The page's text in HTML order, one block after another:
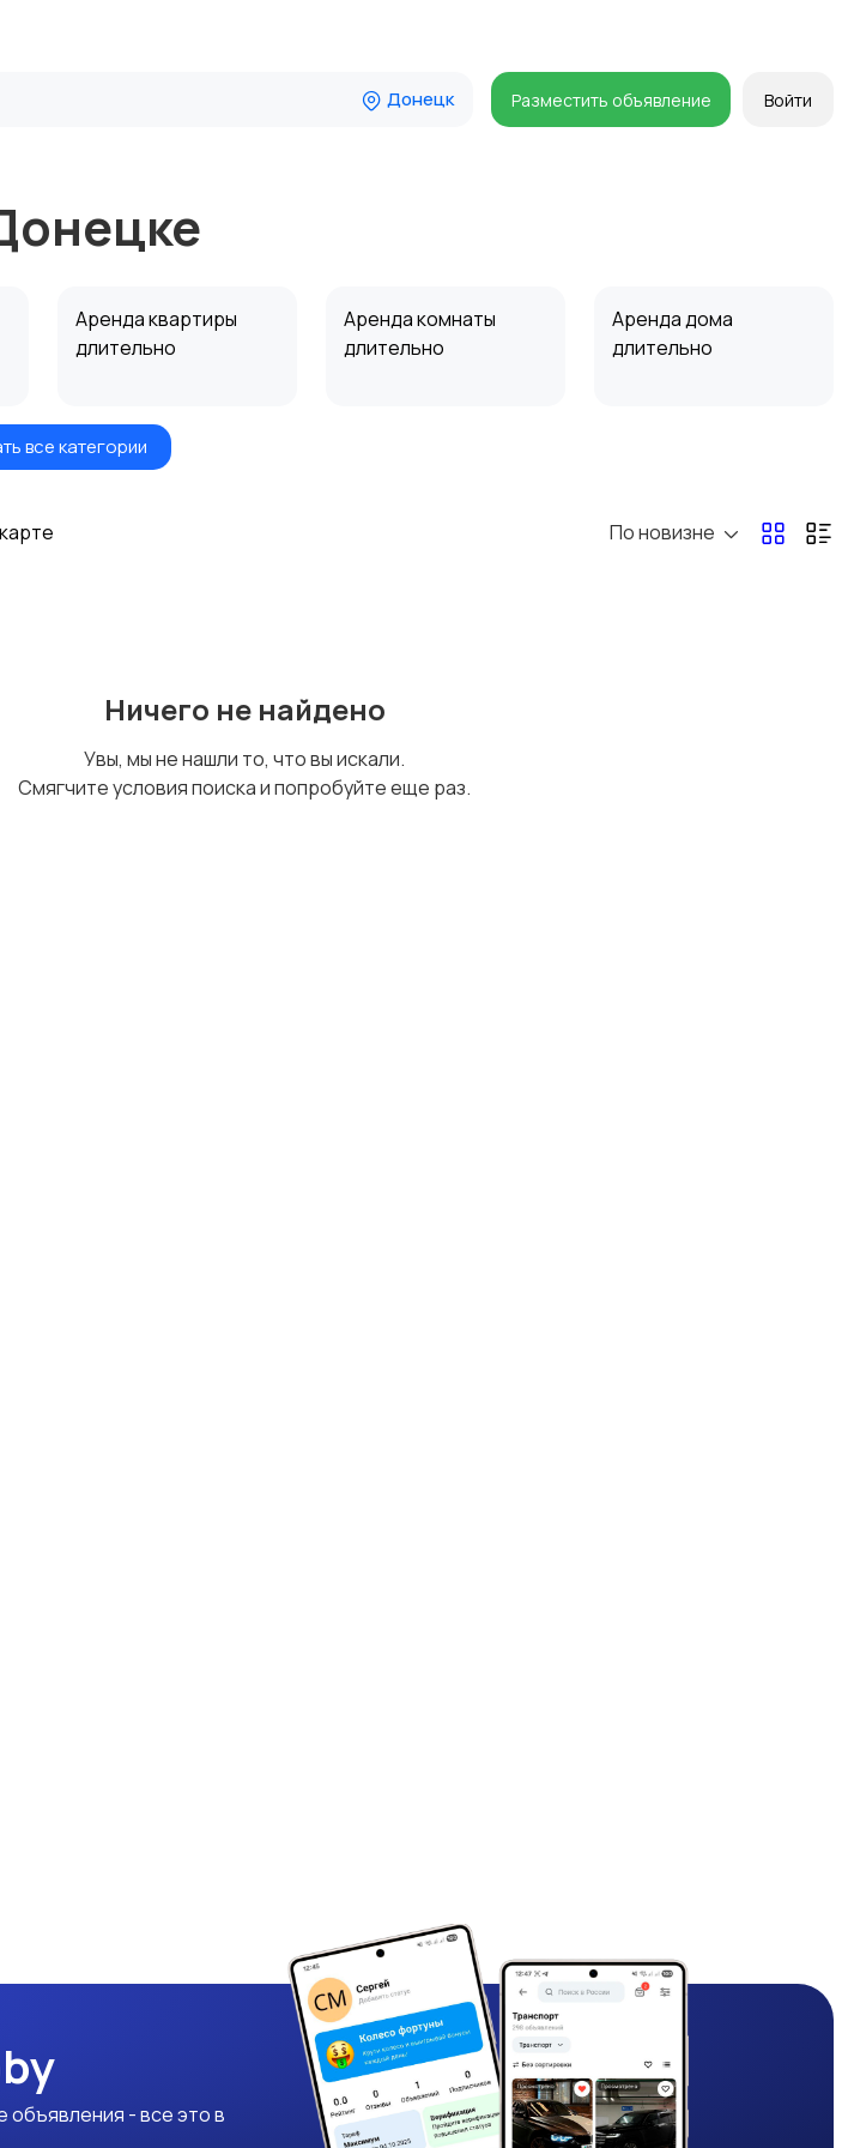
Донецк Разместить объявление Войти
Аренда квартиры
длительно
Аренда комнаты
длительно
Аренда дома
длительно
Коммерческая
все категории
По новизне
Ничего не найдено
Увы, мы не нашли то, что вы искали.
Смягчите условия поиска и попробуйте еще раз.
- все это в